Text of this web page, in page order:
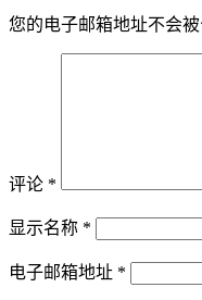
您的电子邮箱地址不会被
评论 *
显示名称 *
电子邮箱地址 *